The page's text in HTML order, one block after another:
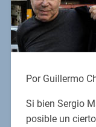
Por Guillermo
Si bien Sergio
posible un